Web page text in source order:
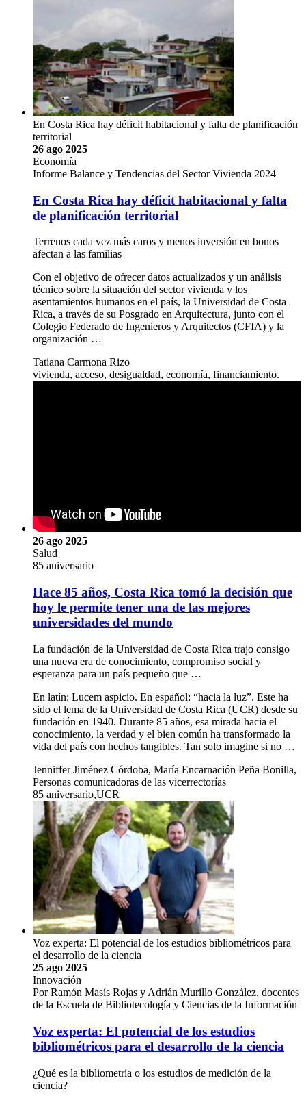
En Costa Rica hay déficit habitacional y falta de planificación
territorial
26 ago 2025
Economía
Informe Balance y Tendencias del Sector Vivienda 2024
En Costa Rica hay déficit habitacional y falta
de planificación territorial
Terrenos cada vez más caros y menos inversión en bonos
afectan a las familias
Con el objetivo de ofrecer datos actualizados y un análisis
técnico sobre la situación del sector vivienda y los
asentamientos humanos en el país, la Universidad de Costa
Rica, a través de su Posgrado en Arquitectura, junto con el
Colegio Federado de Ingenieros y Arquitectos (CFIA) y la
organización …
Tatiana Carmona Rizo
vivienda, acceso, desigualdad, economía, financiamiento.
26 ago 2025
Salud
85 aniversario
Hace 85 años, Costa Rica tomó la decisión que
hoy le permite tener una de las mejores
universidades del mundo
La fundación de la Universidad de Costa Rica trajo consigo
una nueva era de conocimiento, compromiso social y
esperanza para un país pequeño que …
En latín: Lucem aspicio. En español: “hacia la luz”. Este ha
sido el lema de la Universidad de Costa Rica (UCR) desde su
fundación en 1940. Durante 85 años, esa mirada hacia el
conocimiento, la verdad y el bien común ha transformado la
vida del país con hechos tangibles. Tan solo imagine si no …
Jenniffer Jiménez Córdoba, María Encarnación Peña Bonilla,
Personas comunicadoras de las vicerrectorías
85 aniversario,UCR
Voz experta: El potencial de los estudios bibliométricos para
el desarrollo de la ciencia
25 ago 2025
Innovación
Por Ramón Masís Rojas y Adrián Murillo González, docentes
de la Escuela de Bibliotecología y Ciencias de la Información
Voz experta: El potencial de los estudios
bibliométricos para el desarrollo de la ciencia
¿Qué es la bibliometría o los estudios de medición de la
ciencia?